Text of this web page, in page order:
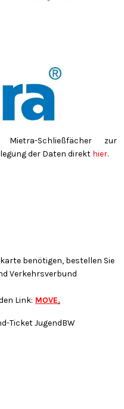
Schließfächer zur
der Daten direkt hier.
benötigen, bestellen Sie
Verkehrsverbund
Link: MOVE.
Ticket JugendBW